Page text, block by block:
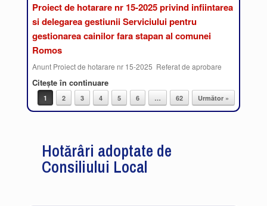
Proiect de hotarare nr 15-2025 privind infiintarea
si delegarea gestiunii Serviciului pentru
gestionarea cainilor fara stapan al comunei
Romos
Anunt Proiect de hotarare nr 15-2025 Referat de aprobare
Citește în continuare
Post navigation
1 2 3 4 5 6 … 62 Următor »
Hotărâri adoptate de
Consiliului Local